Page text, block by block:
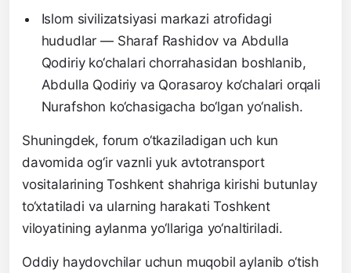
Islom sivilizatsiyasi markazi atrofidagi
hududlar — Sharaf Rashidov va Abdulla
Qodiriy ko‘chalari chorrahasidan boshlanib,
Abdulla Qodiriy va Qorasaroy ko‘chalari orqali
Nurafshon ko‘chasigacha bo‘lgan yo‘nalish.
Shuningdek, forum o‘tkaziladigan uch kun
davomida og‘ir vaznli yuk avtotransport
vositalarining Toshkent shahriga kirishi butunlay
to‘xtatiladi va ularning harakati Toshkent
viloyatining aylanma yo‘llariga yo‘naltiriladi.
Oddiy haydovchilar uchun muqobil aylanib o‘tish